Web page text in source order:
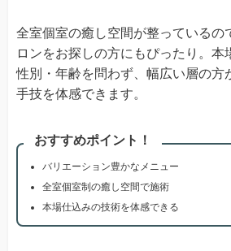
全室個室の癒し空間が整っているの
ロンをお探しの方にもぴったり。本
性別・年齢を問わず、幅広い層の方
手技を体感できます。
おすすめポイント！
バリエーション豊かなメニュー
全室個室制の癒し空間で施術
本場仕込みの技術を体感できる